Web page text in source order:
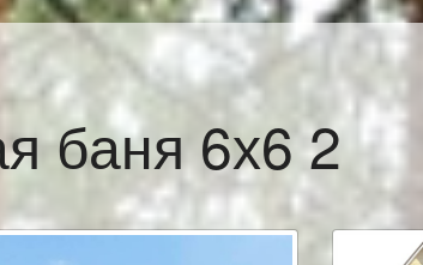
баня 6х6 2